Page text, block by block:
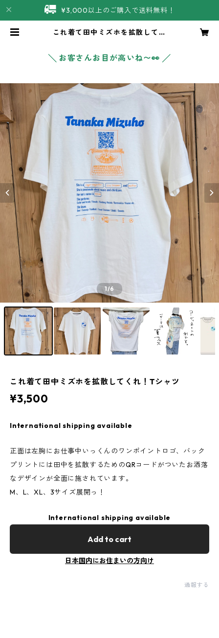
¥3,000以上のご購入で送料無料！
これ着て田中ミズホを拡散してく
╲ お客さんお目が高いね〜👀 ╱
1/6
これ着て田中ミズホを拡散してくれ！Tシャツ
¥3,500
International shipping available
正面は左胸にお仕事中いっくんのワンポイントロゴ、バック
プリントには田中を拡散するためのQRコードがついたお洒落
なデザインが全面に施されています。
M、L、XL、3サイズ展開っ！
International shipping available
Add to cart
日本国内にお住まいの方向け
通報する